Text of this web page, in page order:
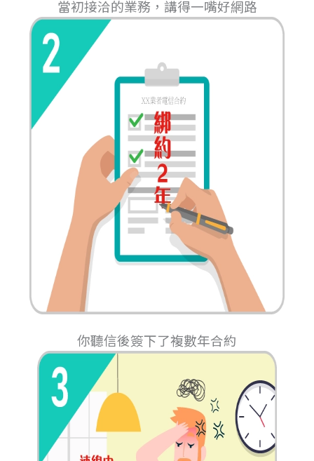
當初接洽的業務，講得一嘴好網路
你聽信後簽下了複數年合約